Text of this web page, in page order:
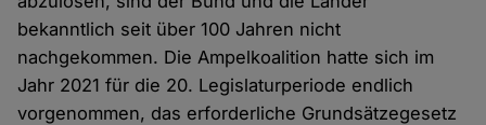
bekanntlich seit über 100 Jahren nicht
nachgekommen. Die Ampelkoalition hatte sich im
Jahr 2021 für die 20. Legislaturperiode endlich
vorgenommen, das erforderliche Grundsätzegesetz